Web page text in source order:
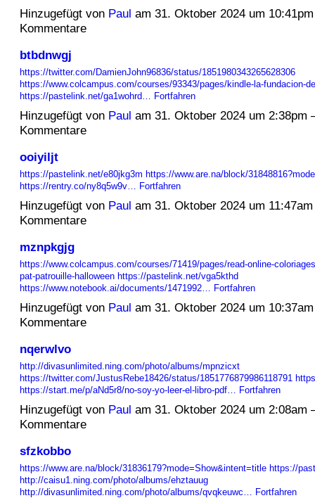
Hinzugefügt von Paul am 31. Oktober 2024 um
Kommentare
btbdnwgj
https://twitter.com/DamienJohn96836/status/1851980343265628306
https://www.colcampus.com/courses/93343/pages/kindle-la-fundacion-
https://pastelink.net/ga1wohrd…
Fortfahren
Hinzugefügt von Paul am 31. Oktober 2024 um 2:38pm
Kommentare
ooiyiljt
https://pastelink.net/e80jkg3m https://www.are.na/block/
https://rentry.co/ny8q5w9v…
Fortfahren
Hinzugefügt von Paul am 31. Oktober 2024 um
Kommentare
mznpkgjg
https://www.colcampus.com/courses/71419/pages/read-online-
pat-patrouille-halloween https://pastelink.net/vga5kthd
https://www.notebook.ai/documents/1471992…
Fortfahren
Hinzugefügt von Paul am 31. Oktober 2024 um
Kommentare
nqerwlvo
http://divasunlimited.ning.com/photo/albums/mpnzicxt
https://twitter.com/JustusRebe18426/status/1851776879986118791
https://start.me/p/aNd5r8/no-soy-yo-leer-el-libro-pdf…
Fortfahren
Hinzugefügt von Paul am 31. Oktober 2024 um 2:08am
Kommentare
sfzkobbo
https://www.are.na/block/31836179?mode=Show&intent=title https://
http://caisu1.ning.com/photo/albums/ehztauug
http://divasunlimited.ning.com/photo/albums/qvqkeuwc…
Fortfahren